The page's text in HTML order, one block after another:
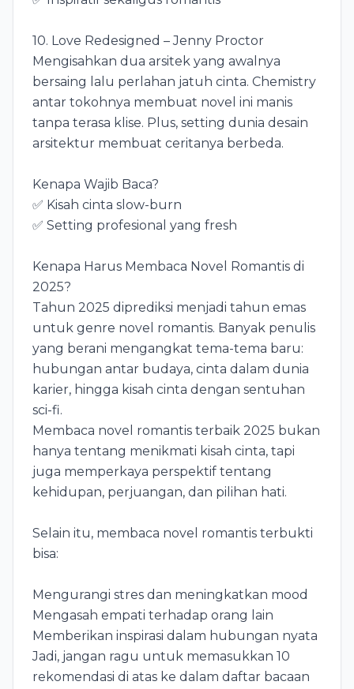
10. Love Redesigned – Jenny Proctor
Mengisahkan dua arsitek yang awalnya
bersaing lalu perlahan jatuh cinta. Chemistry
antar tokohnya membuat novel ini manis
tanpa terasa klise. Plus, setting dunia desain
arsitektur membuat ceritanya berbeda.
Kenapa Wajib Baca?
✅ Kisah cinta slow-burn
✅ Setting profesional yang fresh
Kenapa Harus Membaca Novel Romantis di
2025?
Tahun 2025 diprediksi menjadi tahun emas
untuk genre novel romantis. Banyak penulis
yang berani mengangkat tema-tema baru:
hubungan antar budaya, cinta dalam dunia
karier, hingga kisah cinta dengan sentuhan
sci-fi.
Membaca novel romantis terbaik 2025 bukan
hanya tentang menikmati kisah cinta, tapi
juga memperkaya perspektif tentang
kehidupan, perjuangan, dan pilihan hati.
Selain itu, membaca novel romantis terbukti
bisa:
Mengurangi stres dan meningkatkan mood
Mengasah empati terhadap orang lain
Memberikan inspirasi dalam hubungan nyata
Jadi, jangan ragu untuk memasukkan 10
rekomendasi di atas ke dalam daftar bacaan